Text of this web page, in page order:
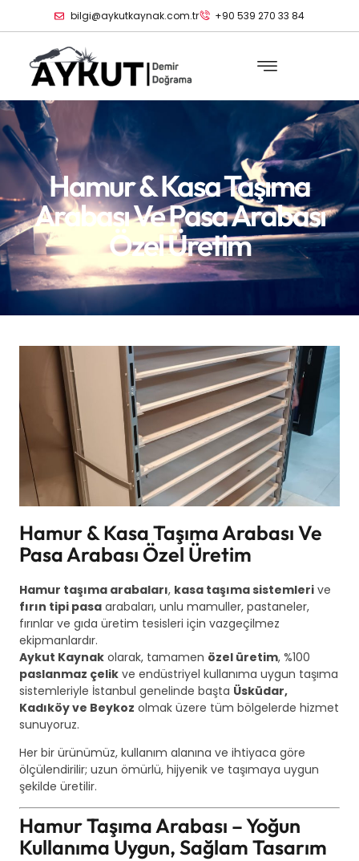
bilgi@aykutkaynak.com.tr +90 539 270 33 84
Hamur & Kasa Taşıma
Arabası Ve Pasa Arabası
Özel Üretim
Hamur & Kasa Taşıma Arabası Ve
Pasa Arabası Özel Üretim
Hamur taşıma arabaları, kasa taşıma sistemleri ve
fırın tipi pasa arabaları, unlu mamuller, pastaneler,
fırınlar ve gıda üretim tesisleri için vazgeçilmez
ekipmanlardır.
Aykut Kaynak olarak, tamamen özel üretim, %100
paslanmaz çelik ve endüstriyel kullanıma uygun taşıma
sistemleriyle İstanbul genelinde başta Üsküdar,
Kadıköy ve Beykoz olmak üzere tüm bölgelerde hizmet
sunuyoruz.
Her bir ürünümüz, kullanım alanına ve ihtiyaca göre
ölçülendirilir; uzun ömürlü, hijyenik ve taşımaya uygun
şekilde üretilir.
Hamur Taşıma Arabası – Yoğun
Kullanıma Uygun, Sağlam Tasarım